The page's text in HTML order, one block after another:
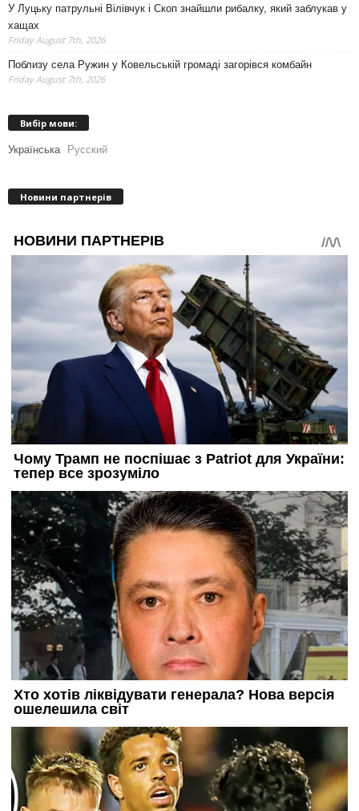
У Луцьку патрульні Вілівчук і Скоп знайшли рибалку, який заблукав у
хащах
Friday August 7th, 2026
Поблизу села Ружин у Ковельській громаді загорівся комбайн
Friday August 7th, 2026
Вибір мови:
Українська Русский
Новини партнерів